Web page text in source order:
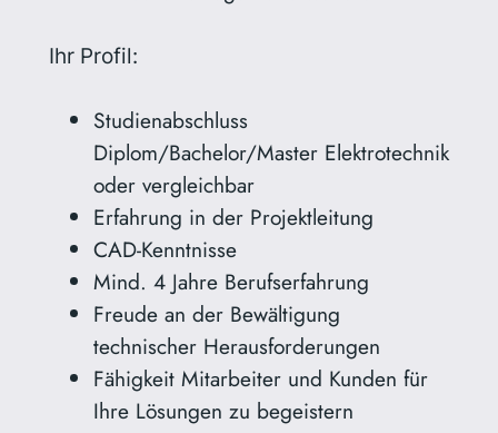
Ihr Profil:
Studienabschluss
Diplom/Bachelor/Master Elektrotechnik
oder vergleichbar
Erfahrung in der Projektleitung
CAD-Kenntnisse
Mind. 4 Jahre Berufserfahrung
Freude an der Bewältigung
technischer Herausforderungen
Fähigkeit Mitarbeiter und Kunden für
Ihre Lösungen zu begeistern